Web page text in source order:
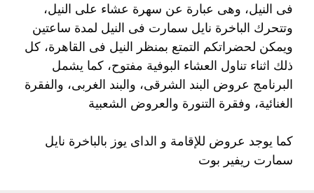
فى النيل، وهى عبارة عن سهرة عشاء على النيل،
وتتحرك الباخرة نايل سمارت فى النيل لمدة ساعتين
ويمكن لحضراتكم التمتع بمنظر النيل فى القاهرة، كل
ذلك اثناء تناول العشاء البوفية مفتوح، كما يشمل
البرنامج عروض البند الشرقى، والبند الغربى، والفقرة
الغنائية، وفقرة التنورة والعروض الشعبية
كما يوجد عروض للإقامة و الداى يوز بالباخرة نايل
سمارت ريفير بوت